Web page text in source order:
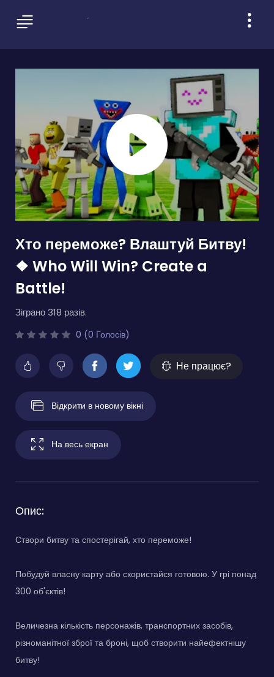
Хто переможе? Влаштуй Битву!
❖ Who Will Win? Create a
Battle!
Зіграно 318 разів.
0 (0 Голосів)
Не працює?
Відкрити в новому вікні
На весь екран
Опис:
Створи битву та спостерігай, хто переможе!
Побудуй власну карту або скористайся готовою. У грі понад
300 об'єктів!
Величезна кількість персонажів, транспортних засобів,
різноманітної зброї та броні, щоб створити найефектнішу
битву!